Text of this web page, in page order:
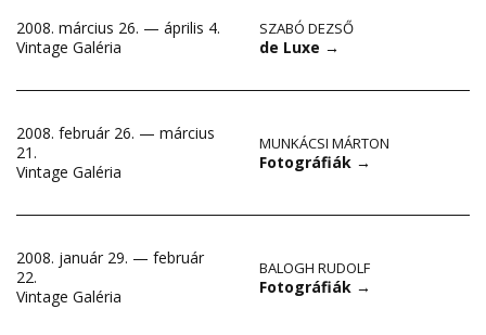
2008. március 26. — április 4.
Vintage Galéria
SZABÓ DEZSŐ
de Luxe →
2008. február 26. — március
21.
Vintage Galéria
MUNKÁCSI MÁRTON
Fotográfiák →
2008. január 29. — február
22.
Vintage Galéria
BALOGH RUDOLF
Fotográfiák →